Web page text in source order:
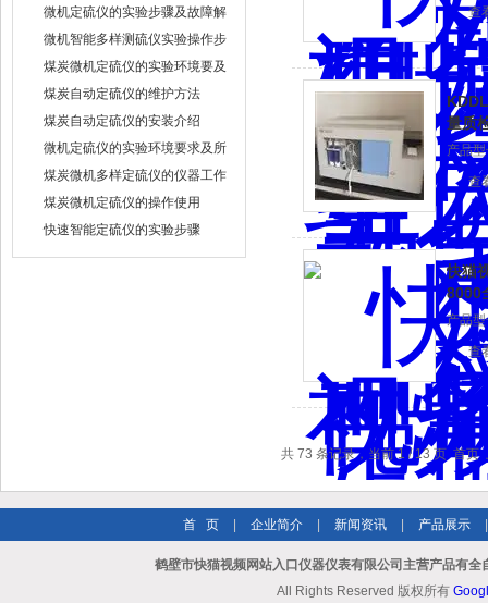
微机定硫仪的实验步骤及故障解
决
微机智能多样测硫仪实验操作步
骤
煤炭微机定硫仪的实验环境要及
所需材料
煤炭自动定硫仪的维护方法
煤炭自动定硫仪的安装介绍
微机定硫仪的实验环境要求及所
需材料
煤炭微机多样定硫仪的仪器工作
流程
煤炭微机定硫仪的操作使用
快速智能定硫仪的实验步骤
查
量质
产品型
查
快猫
8000
产品型号
查
共 73 条记录，当前 1 / 13 页 首
首 页 企业简介 新闻资讯 产品展示
鹤壁市快猫视频网站入口仪器仪表有限公司主营产品有
All Rights Reserved 版权所有